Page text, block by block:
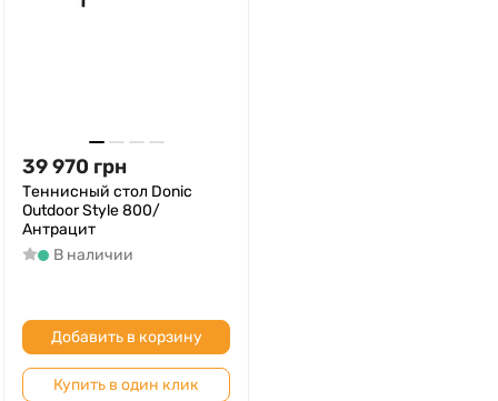
39 970 грн
Теннисный стол Donic
Outdoor Style 800/
Антрацит
В наличии
Добавить в корзину
Купить в один клик